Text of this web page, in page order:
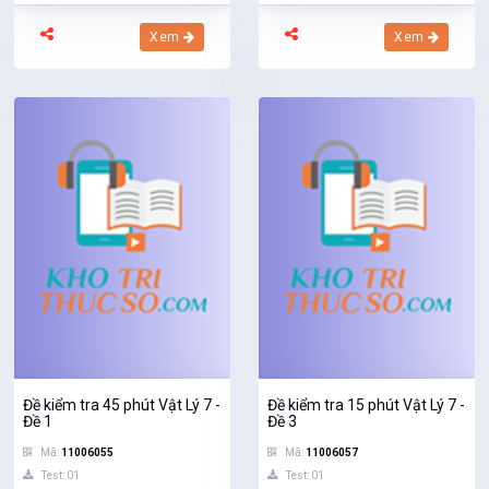
Xem Xem
Đề kiểm tra 45 phút Vật Lý 7 -
Đề 1
Mã: 11006055
Test: 01
Đề kiểm tra 15 phút Vật Lý 7 -
Đề 3
Mã: 11006057
Test: 01